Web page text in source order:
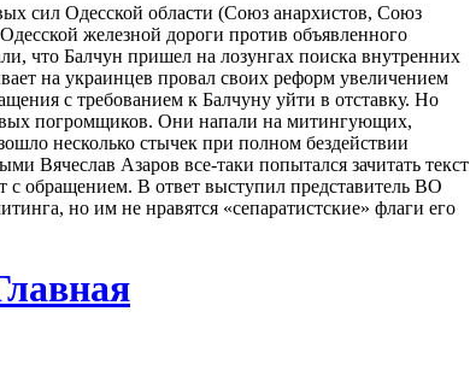
сил Одесской области (Союз анархистов, Союз
железной дороги против объявленного
что Балчун пришел на лозунгах поиска внутренних
на украинцев провал своих реформ увеличением
с требованием к Балчуну уйти в отставку. Но
погромщиков. Они напали на митингующих,
несколько стычек при полном бездействии
Вячеслав Азаров все-таки попытался зачитать текст
с обращением. В ответ выступил представитель ВО
но им не нравятся «сепаратистские» флаги его